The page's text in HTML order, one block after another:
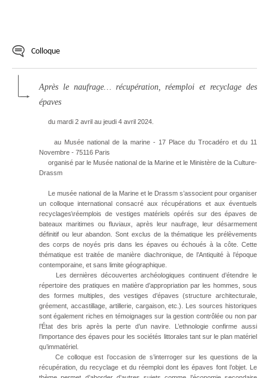
Colloque
Après le naufrage… récupération, réemploi et recyclage des
épaves
du mardi 2 avril au jeudi 4 avril 2024.
au Musée national de la marine - 17 Place du Trocadéro et du 11
Novembre - 75116 Paris
organisé par le Musée national de la Marine et le Ministère de la Culture-
Drassm
Le musée national de la Marine et le Drassm s’associent pour organiser
un colloque international consacré aux récupérations et aux éventuels
recyclages\réemplois de vestiges matériels opérés sur des épaves de
bateaux maritimes ou fluviaux, après leur naufrage, leur désarmement
définitif ou leur abandon. Sont exclus de la thématique les prélèvements
des corps de noyés pris dans les épaves ou échoués à la côte. Cette
thématique est traitée de manière diachronique, de l’Antiquité à l’époque
contemporaine, et sans limite géographique.
Les dernières découvertes archéologiques continuent d’étendre le
répertoire des pratiques en matière d’appropriation par les hommes, sous
des formes multiples, des vestiges d’épaves (structure architecturale,
gréement, accastillage, artillerie, cargaison, etc.). Les sources historiques
sont également riches en témoignages sur la gestion contrôlée ou non par
l’État des bris après la perte d’un navire. L’ethnologie confirme aussi
l’importance des épaves pour les sociétés littorales tant sur le plan matériel
qu’immatériel.
Ce colloque est l’occasion de s’interroger sur les questions de la
récupération, du recyclage et du réemploi dont les épaves font l’objet. Le